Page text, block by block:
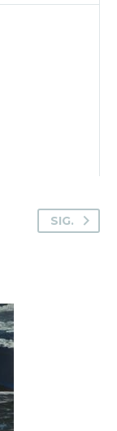
SIG.